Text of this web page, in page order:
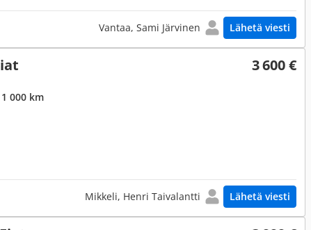
Vantaa, Sami Järvinen Lähetä viesti
3 600 €
000 km
Mikkeli, Henri Taivalantti Lähetä viesti